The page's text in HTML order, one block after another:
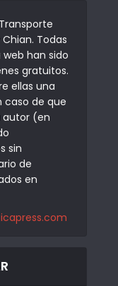
Todas
han sido
gratuitos.
ellas una
caso de que
autor (en
sin
de
en